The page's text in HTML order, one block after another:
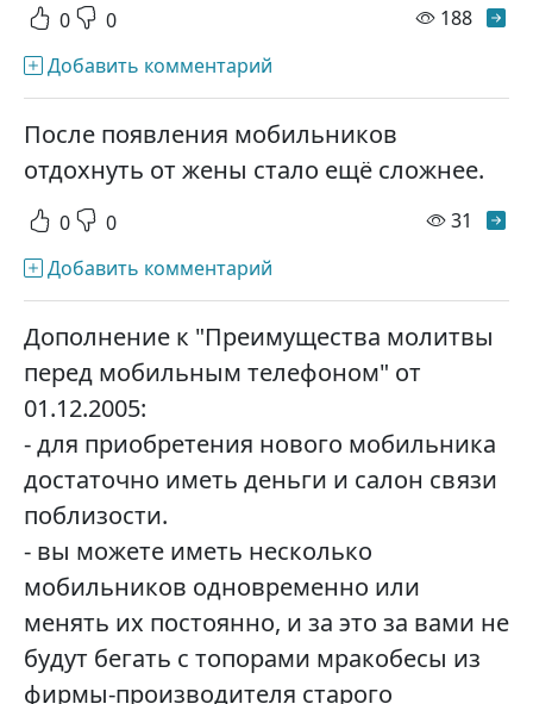
0 0 188
Добавить комментарий
После появления мобильников
отдохнуть от жены стало ещё сложнее.
0 0 31
Добавить комментарий
Дополнение к "Преимущества молитвы
перед мобильным телефоном" от
01.12.2005:
- для приобретения нового мобильника
достаточно иметь деньги и салон связи
поблизости.
- вы можете иметь несколько
мобильников одновременно или
менять их постоянно, и за это за вами не
будут бегать с топорами мракобесы из
фирмы-производителя старого